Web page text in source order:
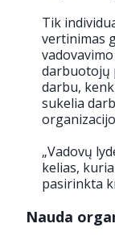
Tik
vertinimas
darbuotojų
darbu,
sukelia
„Vadovų
kelias,
pasirinkta
Nauda